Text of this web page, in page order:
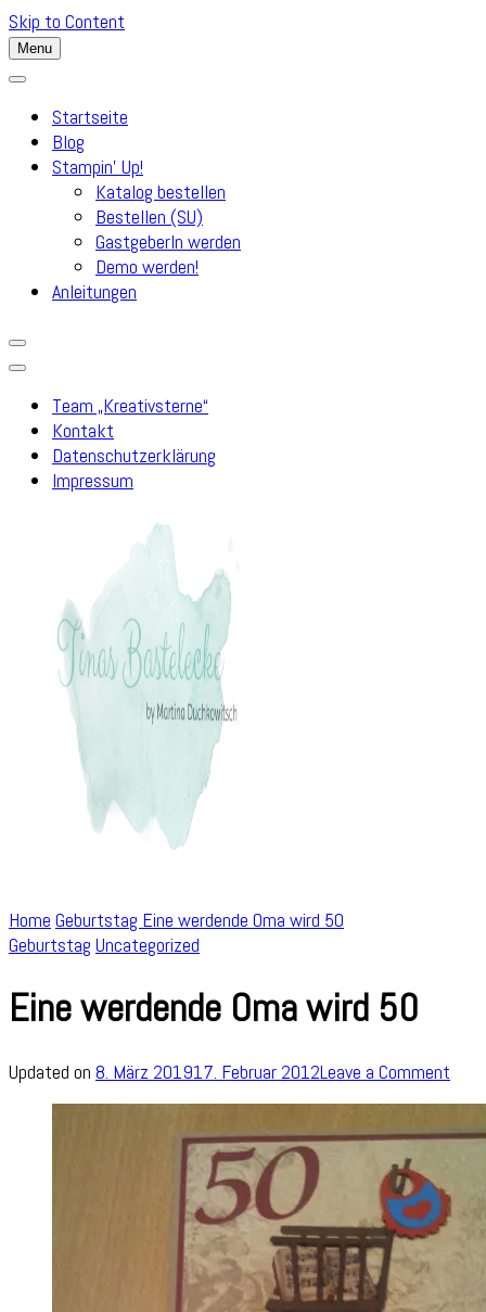
Skip to Content
Menu
Startseite
Blog
Stampin’ Up!
Katalog bestellen
Bestellen (SU)
GastgeberIn werden
Demo werden!
Anleitungen
Team „Kreativsterne“
Kontakt
Datenschutzerklärung
Impressum
Home Geburtstag Eine werdende Oma wird 50
Geburtstag Uncategorized
Eine werdende Oma wird 50
Updated on 8. März 201917. Februar 2012Leave a Comment
Oma
50